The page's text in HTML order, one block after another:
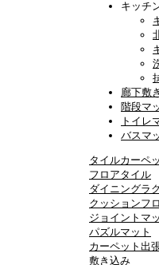
キッチ
廊下敷き
階段マ
トイレ
バスマ
タイルカーペ
フロアタイル
ダイニングラ
クッションフ
ジョイントマ
パズルマット
カーペット出
敷き込み